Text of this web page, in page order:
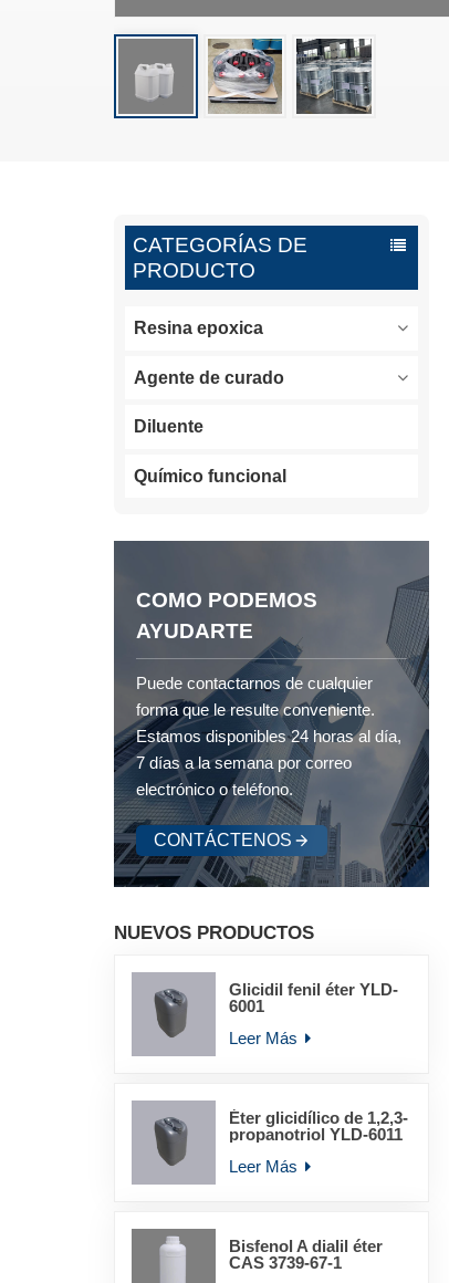
CATEGORÍAS DE
PRODUCTO
Resina epoxica
Agente de curado
Diluente
Químico funcional
COMO PODEMOS
AYUDARTE
Puede contactarnos de cualquier
forma que le resulte conveniente.
Estamos disponibles 24 horas al día,
7 días a la semana por correo
electrónico o teléfono.
CONTÁCTENOS
NUEVOS PRODUCTOS
Glicidil fenil éter YLD-
6001
Leer Más
Éter glicidílico de 1,2,3-
propanotriol YLD-6011
Leer Más
Bisfenol A dialil éter
CAS 3739-67-1